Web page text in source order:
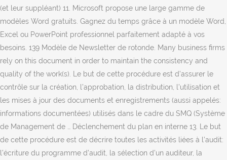
(et leur suppléant) 11. Microsoft propose une large gamme de
modèles Word gratuits. Gagnez du temps grâce à un modèle Word,
Excel ou PowerPoint professionnel parfaitement adapté à vos
besoins. 139 Modèle de Newsletter de rotonde. Many business firms
rely on this document in order to maintain the consistency and
quality of the work(s). Le but de cette procédure est d’assurer le
contrôle sur la création, l’approbation, la distribution, l’utilisation et
les mises à jour des documents et enregistrements (aussi appelés:
informations documentées) utilisés dans le cadre du SMQ (Système
de Management de … Déclenchement du plan en interne 13. Le but
de cette procédure est de décrire toutes les activités liées à l’audit:
l’écriture du programme d’audit, la sélection d’un auditeur, la